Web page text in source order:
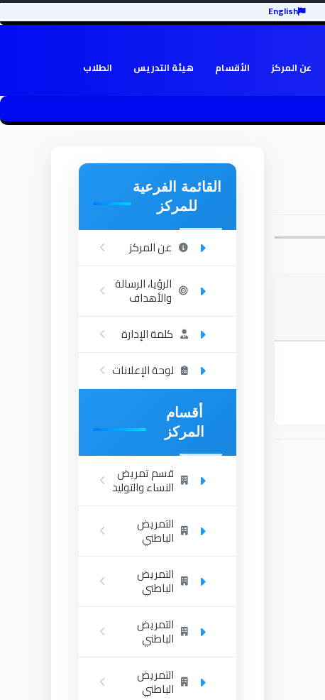
English
عن المركز الأقسام هيئة التدريس الطلاب
القائمة الفرعية
للمركز
عن المركز
الرؤيا، الرسالة
والأهداف
كلمة الإدارة
لوحة الإعلانات
أقسام
المركز
قسم تمريض
النساء والتوليد
التمريض
الباطني
التمريض
الباطني
التمريض
الباطني
التمريض
الباطني